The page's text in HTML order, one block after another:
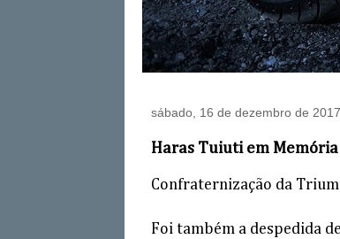
sábado, 16 de dezembro de 2017
Haras Tuiuti em Memória
Confraternização da
Foi também a despedida